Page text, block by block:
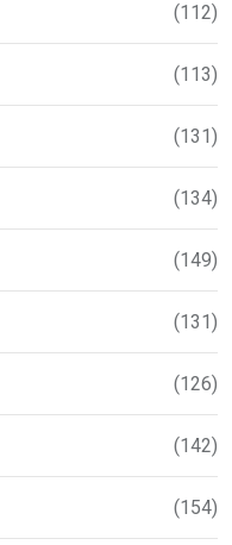
(112)
(113)
(131)
(134)
(149)
(131)
(126)
(142)
(154)